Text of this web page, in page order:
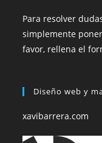
Para resolver
simplemente
favor, rellena el
Diseño web y
xavibarrera.com